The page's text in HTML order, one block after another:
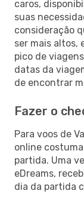
caros,
suas
consideração
ser mais altos,
pico de
datas da
de encontrar
Fazer o
Para voos de
online
partida. Uma
eDreams,
dia da partida